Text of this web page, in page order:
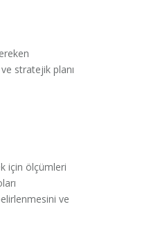
stratejik planı
için ölçümleri
ve